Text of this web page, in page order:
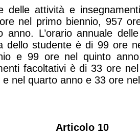
delle attività e
nel primo biennio, 957
anno. L’orario annuale
dello studente è di 99 ore
e 99 ore nel quinto
facoltativi è di 33 ore
nel quarto anno e 33 ore
Articolo 10